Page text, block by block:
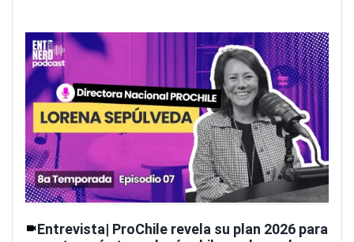
Entrevista| ProChile revela su plan 2026 para